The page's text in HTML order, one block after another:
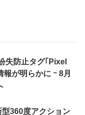
失防止タグ｢Pixel
報が明らかに ｰ 8月
型360度アクション